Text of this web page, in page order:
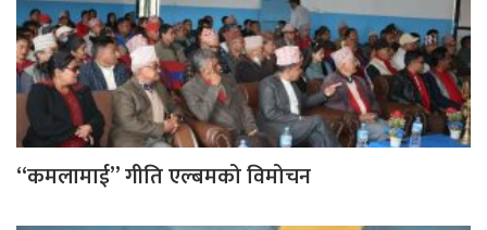
“कमलामाई” गीति एल्बमको विमोचन